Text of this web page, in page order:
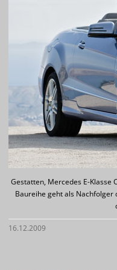
Gestatten, Mercedes E-
Baureihe geht als Nachfolger
16.12.2009